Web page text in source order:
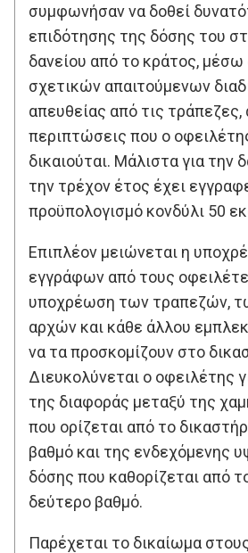
συμφωνήσαν να δοθεί
επιδότησης της δόσης του
δανείου από το κράτος, μέσω
σχετικών απαιτούμενων
απευθείας από τις τράπεζες,
περιπτώσεις που ο
δικαιούται. Μάλιστα για την
την τρέχον έτος έχει
προϋπολογισμό κονδύλι 50
Επιπλέον μειώνεται η
εγγράφων από τους
υποχρέωση των τραπεζών,
αρχών και κάθε άλλου
να τα προσκομίζουν στο
Διευκολύνεται ο οφειλέτης
της διαφοράς μεταξύ της
που ορίζεται από το
βαθμό και της ενδεχόμενης
δόσης που καθορίζεται από
δεύτερο βαθμό.
Παρέχεται το δικαίωμα